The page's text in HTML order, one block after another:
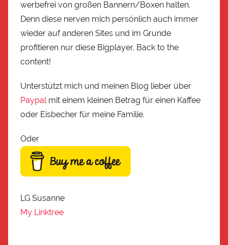
werbefrei von großen Bannern/Boxen halten.
Denn diese nerven mich persönlich auch immer
wieder auf anderen Sites und im Grunde
profitieren nur diese Bigplayer. Back to the
content!
Unterstützt mich und meinen Blog lieber über
Paypal mit einem kleinen Betrag für einen Kaffee
oder Eisbecher für meine Familie.
Oder
LG Susanne
My Linktree